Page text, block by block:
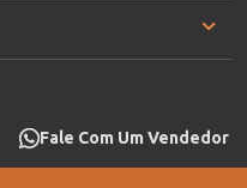
Fale Com Um Vendedor